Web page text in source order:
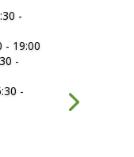
-
- 19:00
-
-